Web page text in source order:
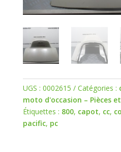
UGS : 0002615 Catégories :
moto d'occasion – Pièces
Étiquettes : 800, capot, cc,
pacific, pc